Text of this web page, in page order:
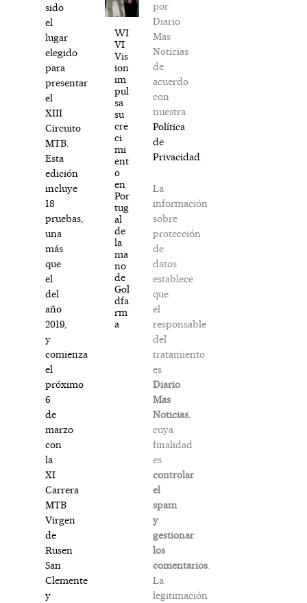
sido
el
lugar
elegido
para
presentar
el
XIII
Circuito
MTB.
Esta
edición
incluye
18
pruebas,
una
más
que
el
del
año
2019,
y
comienza
el
próximo
6
de
marzo
con
la
XI
Carrera
MTB
Virgen
de
Rusen
San
Clemente
y
WI
VI
Vis
ion
im
pul
sa
su
cre
ci
mi
ent
o
en
Por
tug
al
de
la
ma
no
de
Gol
dfa
rm
a
por
Diario
Mas
Noticias
de
acuerdo
con
nuestra
Política
de
Privacidad
La
información
sobre
protección
de
datos
establece
que
el
responsable
del
tratamiento
es
Diario
Mas
Noticias
cuya
finalidad
es
controlar
el
spam
y
gestionar
los
comentarios
La
legitimación